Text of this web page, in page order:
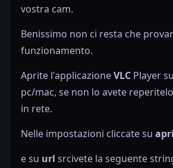
vostra cam.
Benissimo non ci resta che
funzionamento.
Aprite l'applicazioneVLC Player
pc/mac, se non lo avete
in rete.
Nelle impostazioni cliccate su
e su url srcivete la seguente